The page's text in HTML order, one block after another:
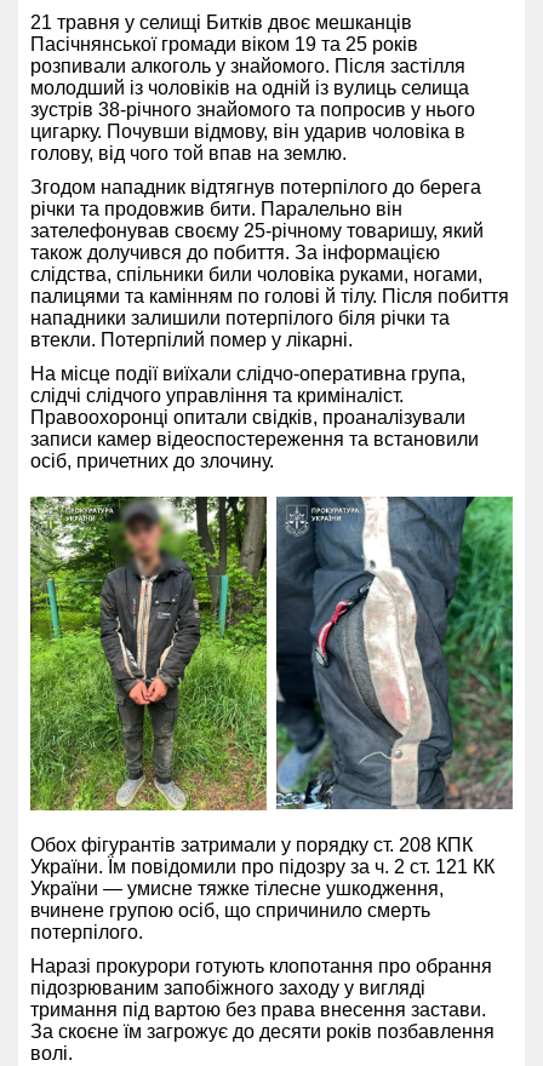
21 травня у селищі Битків двоє мешканців
Пасічнянської громади віком 19 та 25 років
розпивали алкоголь у знайомого. Після застілля
молодший із чоловіків на одній із вулиць селища
зустрів 38-річного знайомого та попросив у нього
цигарку. Почувши відмову, він ударив чоловіка в
голову, від чого той впав на землю.
Згодом нападник відтягнув потерпілого до берега
річки та продовжив бити. Паралельно він
зателефонував своєму 25-річному товаришу, який
також долучився до побиття. За інформацією
слідства, спільники били чоловіка руками, ногами,
палицями та камінням по голові й тілу. Після побиття
нападники залишили потерпілого біля річки та
втекли. Потерпілий помер у лікарні.
На місце події виїхали слідчо-оперативна група,
слідчі слідчого управління та криміналіст.
Правоохоронці опитали свідків, проаналізували
записи камер відеоспостереження та встановили
осіб, причетних до злочину.
Обох фігурантів затримали у порядку ст. 208 КПК
України. Їм повідомили про підозру за ч. 2 ст. 121 КК
України — умисне тяжке тілесне ушкодження,
вчинене групою осіб, що спричинило смерть
потерпілого.
Наразі прокурори готують клопотання про обрання
підозрюваним запобіжного заходу у вигляді
тримання під вартою без права внесення застави.
За скоєне їм загрожує до десяти років позбавлення
волі.